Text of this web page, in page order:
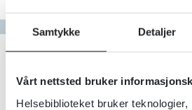
Samtykke Detaljer
Vårt nettsted bruker
Helsebiblioteket bruker teknologier,
Gå til bokstav
Filter
0Treff